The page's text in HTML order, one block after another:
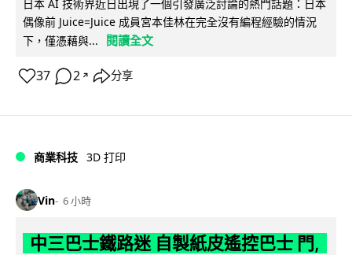
日本 AI 技術界近日出現了一個引發廣泛討論的熱門話題：日本
偶像前 Juice=Juice 成員宮本佳林在完全沒有編程經驗的情況
下，僅憑藉與...
閱讀全文
37 2 ↗ 分享
商業科技 3D 打印
Vin 6 小時
中三巴士鐵路迷 自製紙皮遙控巴士 門,